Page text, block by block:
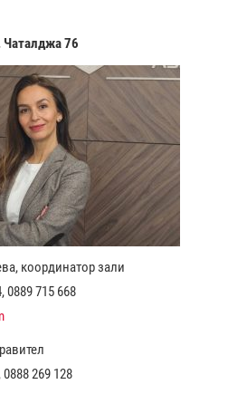
76
координатор зали
0889 715 668
0888 269 128